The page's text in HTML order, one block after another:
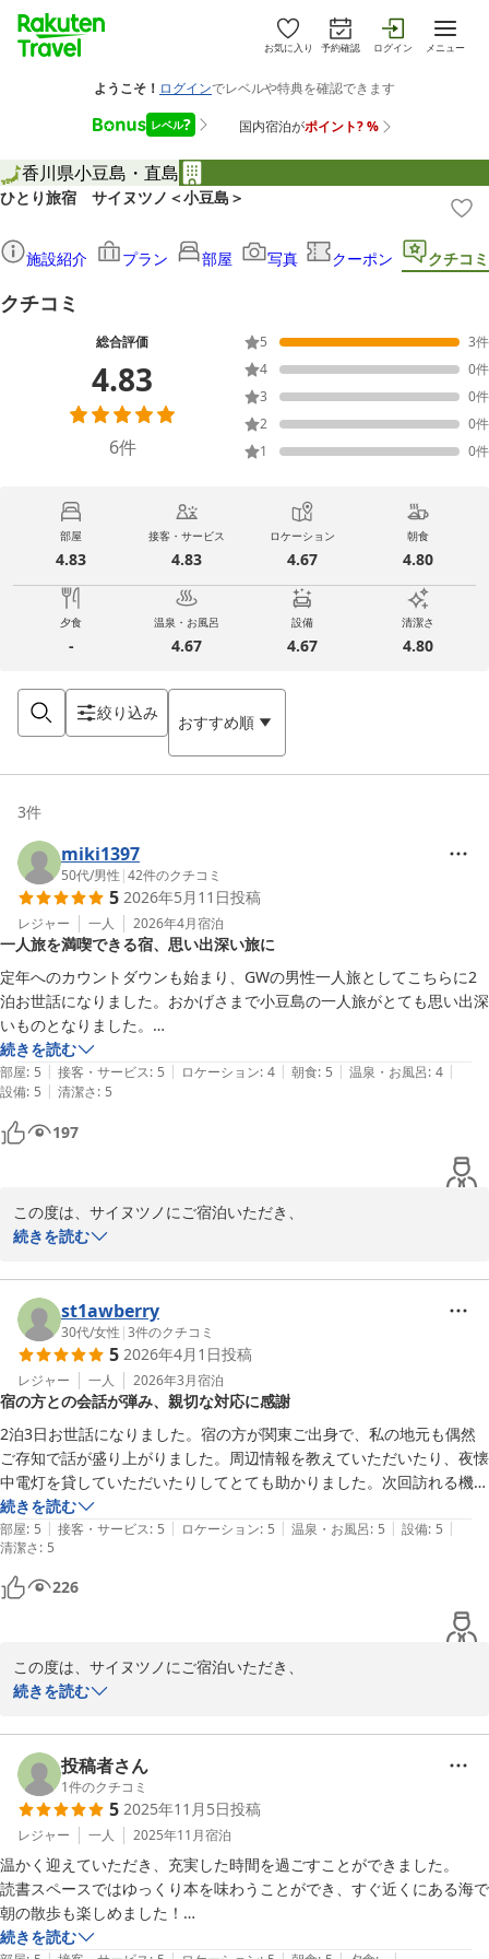
お気に入り 予約確認 ログイン メニュー
香川県小豆島・直島
ひとり旅宿 サイヌツノ＜小豆島＞
施設紹介 プラン 部屋 写真 クーポン クチコミ
クチコミ
総合評価
4.83
6件
5 3件
4
0件
3
0件
2
0件
1
0件
部屋
4.83
接客・サービス
4.83
ロケーション
4.67
朝食
4.80
夕食
-
温泉・お風呂
4.67
設備
4.67
清潔さ
4.80
絞り込み おすすめ順
3件
miki1397
50代/男性 |42件のクチコミ
5 2026年5月11日投稿
レジャー 一人 2026年4月宿泊
一人旅を満喫できる宿、思い出深い旅に
定年へのカウントダウンも始まり、GWの男性一人旅としてこちらに2
泊お世話になりました。おかげさまで小豆島の一人旅がとても思い出深
いものとなりました。
こちらの宿は単に宿泊場所を提供するだけではなく、如何に一人旅を満
喫してもらうか、楽しんでもらうか、随所に工夫が感じられてとても気
持ちの良い宿です。さり気ない宿の飾りつけやハーブの香りに心が落ち
着き癒されます。五右衛門風呂もとても気持ちよかったです。
レンタカーも普通なら1泊で高額になるか、港まで移動して借りなけれ
ばならないところ、直接宿からリーズナブルに借りられてとても便利。
ご主人おすすめの場所を廻り、観光も楽しめました。
日、宿でゆっくり過ごすのも是非お勧めです。
夕食は徒歩 5分の所にまるたやさんがあります。こちらもとても美味し
かったですが、夕食後は宿1FのBarで、一人旅専用宿を始めたご主人の
いきさつやこれまでの自分の旅の経験などを語り合い、楽しい時間を過
ごすことができました。ご主人のこだわりのカクテル美味しかったで
す！
最終日の午前中は天気も良く時間があったので宿にコーヒーをお願いし
て近くの浜辺でのんびり読書。一人時間を満喫できました。コーヒーに
添えられていたクッキーもさり気なく心がこもっていて、とても気持ち
良いものでした。奥様の笑顔もとても素敵でした。
最後は後ろ髪を引かれる思いで、宿の目の前の停留所からバスに乗って
る、本当に素敵な宿でした。
続きを読む
部屋: 5 | 接客・サービス: 5 | ロケーション: 4 | 朝食: 5 | 温泉・お風呂: 4 |
設備: 5 | 清潔さ: 5
197
この度は、サイヌツノにご宿泊いただき、
またこんなにも丁寧で温かいご感想をお寄せくださり、
お書きいただいた文章を拝見しながら、
ご滞在中の会話を思い返しておりました。
大切な旅の時間にサイヌツノを選んでいただけたこと、
そして小豆島での一人旅が「思い出深いものになった」と感じてい
ただけたこと、
私たちにとって本当に嬉しいことです。
宿の空間づくりや香り、五右衛門風呂、
レンタカーや浜辺でのコーヒー時間、Barでの会話まで、
ひとつひとつ丁寧に受け取ってくださったことが伝わってきて、
胸が熱くなりました。
というお言葉は、私たちが目指している“一人の時間を味わう宿”と
いう在り方そのものを
私たちにとっても、穏やかで気さくにお話ししてくださるお人柄が
とても印象的で、
Barで旅のお話を伺った時間は、心に残るひとときでした。
最後、宿前のバス停から旅立たれる姿を見送りながら、
またいつかお会いできたら嬉しいなと感じておりました。
ぜひまた、
続きを読む
st1awberry
30代/女性 |3件のクチコミ
5 2026年4月1日投稿
レジャー 一人 2026年3月宿泊
宿の方との会話が弾み、親切な対応に感謝
2泊3日お世話になりました。宿の方が関東ご出身で、私の地元も偶然
ご存知で話が盛り上がりました。周辺情報を教えていただいたり、夜懐
中電灯を貸していただいたりしてとても助かりました。次回訪れる機会
があればまた利用させていただきます。ありがとうございました！
続きを読む
部屋: 5 | 接客・サービス: 5 | ロケーション: 5 | 温泉・お風呂: 5 | 設備: 5 |
清潔さ: 5
226
この度は、サイヌツノにご宿泊いただき、
また温かいご感想をお寄せくださり誠にありがとうございます。
ご滞在中は、地元のお話など思いがけない共通点もあり、
私たちも楽しい時間を過ごさせていただきました。
周辺の散策や夜道など、
少しでも旅のお役に立てておりましたら嬉しく思います。
2泊3日の小豆島の時間が、
心に残る旅となっておりましたら幸いです。
続きを読む
投稿者さん
1件のクチコミ
5 2025年11月5日投稿
レジャー 一人 2025年11月宿泊
温かく迎えていただき、充実した時間を過ごすことができました。
読書スペースではゆっくり本を味わうことができ、すぐ近くにある海で
朝の散歩も楽しめました！
今回は慌ただしく1泊でしたが、また時間をとって今度は連泊したいな
続きを読む